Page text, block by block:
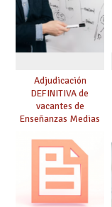
Adjudicación
DEFINITIVA de
vacantes de
Enseñanzas Medias